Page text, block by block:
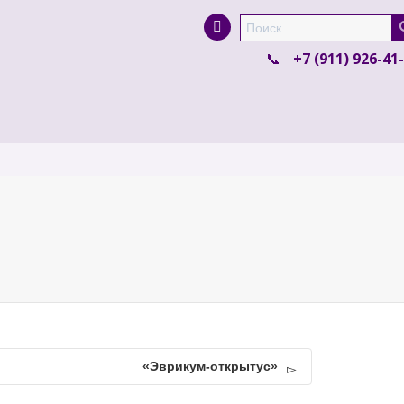
+7 (911) 926-
«Эврикум-открытус»